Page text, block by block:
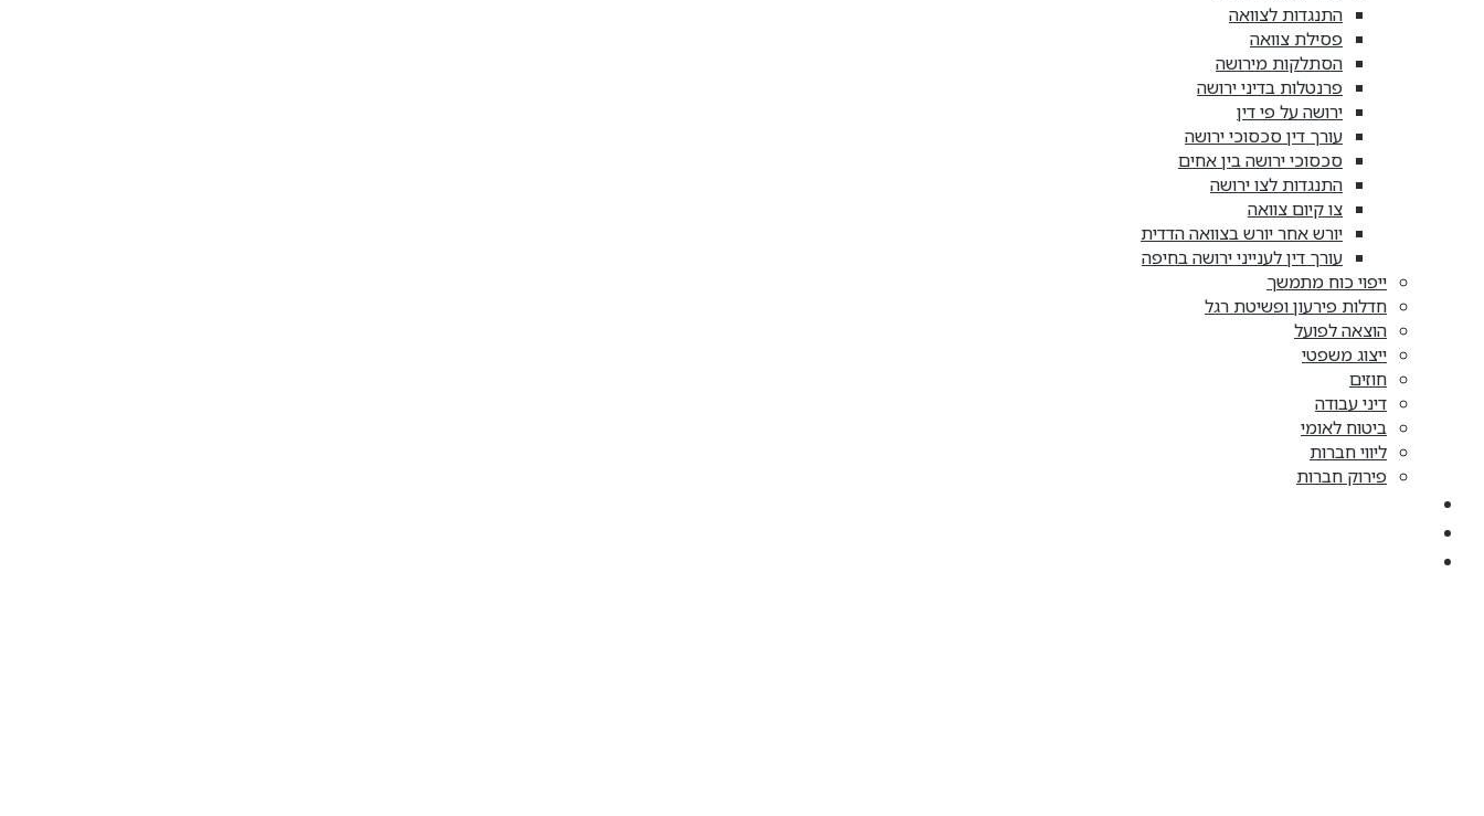
התנגדות לצוואה
פסילת צוואה
הסתלקות מירושה
פרנטלות בדיני ירושה
ירושה על פי דין
עורך דין סכסוכי ירושה
סכסוכי ירושה בין אחים
התנגדות לצו ירושה
צו קיום צוואה
יורש אחר יורש בצוואה הדדית
עורך דין לענייני ירושה בחיפה
ייפוי כוח מתמשך
חדלות פירעון ופשיטת רגל
הוצאה לפועל
ייצוג משפטי
חוזים
דיני עבודה
ביטוח לאומי
ליווי חברות
פירוק חברות